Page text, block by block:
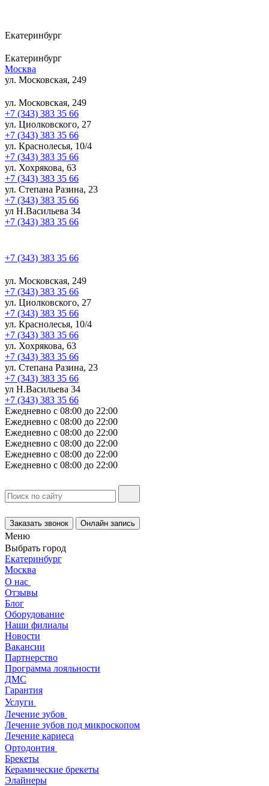
Екатеринбург
Екатеринбург
Москва
ул. Московская, 249
ул. Московская, 249
+7 (343) 383 35 66
ул. Циолковского, 27
+7 (343) 383 35 66
ул. Краснолесья, 10/4
+7 (343) 383 35 66
ул. Хохрякова, 63
+7 (343) 383 35 66
ул. Степана Разина, 23
+7 (343) 383 35 66
ул Н.Васильева 34
+7 (343) 383 35 66
+7 (343) 383 35 66
ул. Московская, 249
+7 (343) 383 35 66
ул. Циолковского, 27
+7 (343) 383 35 66
ул. Краснолесья, 10/4
+7 (343) 383 35 66
ул. Хохрякова, 63
+7 (343) 383 35 66
ул. Степана Разина, 23
+7 (343) 383 35 66
ул Н.Васильева 34
+7 (343) 383 35 66
Ежедневно с 08:00 до 22:00
Ежедневно с 08:00 до 22:00
Ежедневно с 08:00 до 22:00
Ежедневно с 08:00 до 22:00
Ежедневно с 08:00 до 22:00
Ежедневно с 08:00 до 22:00
Заказать звонок Онлайн запись
Меню
Выбрать город
Екатеринбург
Москва
О нас
Отзывы
Блог
Оборудование
Наши филиалы
Новости
Вакансии
Партнерство
Программа лояльности
ДМС
Гарантия
Услуги
Лечение зубов
Лечение зубов под микроскопом
Лечение кариеса
Ортодонтия
Брекеты
Керамические брекеты
Элайнеры